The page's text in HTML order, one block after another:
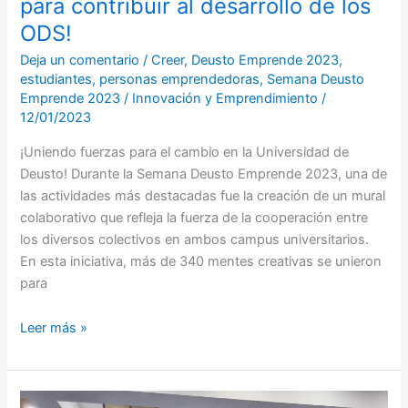
para contribuir al desarrollo de los
ODS!
Deja un comentario /Creer, Deusto Emprende 2023,
estudiantes, personas emprendedoras, Semana Deusto
Emprende 2023 / Innovación y Emprendimiento/
12/01/2023
¡Uniendo fuerzas para el cambio en la Universidad de
Deusto! Durante la Semana Deusto Emprende 2023, una de
las actividades más destacadas fue la creación de un mural
colaborativo que refleja la fuerza de la cooperación entre
los diversos colectivos en ambos campus universitarios.
En esta iniciativa, más de 340 mentes creativas se unieron
para
los
ODS!
Leer más »
¡El